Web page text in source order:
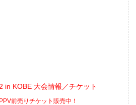
in KOBE 大会情報／チケット
前売りチケット販売中！